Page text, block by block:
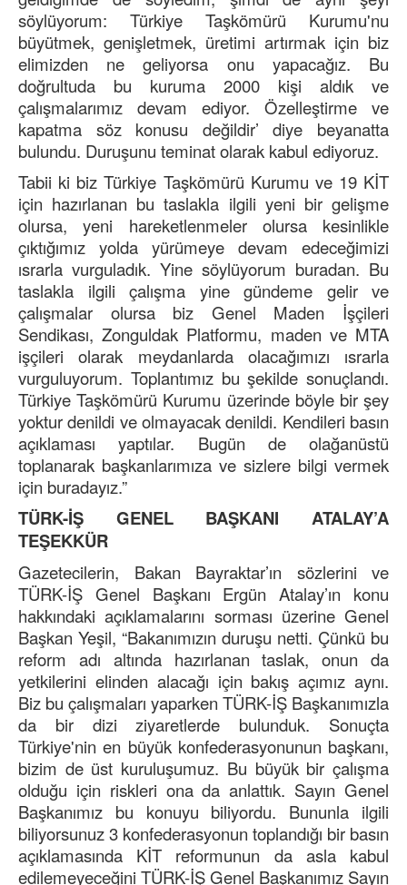
söylüyorum: Türkiye Taşkömürü Kurumu'nu
büyütmek, genişletmek, üretimi artırmak için biz
elimizden ne geliyorsa onu yapacağız. Bu
doğrultuda bu kuruma 2000 kişi aldık ve
çalışmalarımız devam ediyor. Özelleştirme ve
kapatma söz konusu değildir’ diye beyanatta
bulundu. Duruşunu teminat olarak kabul ediyoruz.
Tabii ki biz Türkiye Taşkömürü Kurumu ve 19 KİT
için hazırlanan bu taslakla ilgili yeni bir gelişme
olursa, yeni hareketlenmeler olursa kesinlikle
çıktığımız yolda yürümeye devam edeceğimizi
ısrarla vurguladık. Yine söylüyorum buradan. Bu
taslakla ilgili çalışma yine gündeme gelir ve
çalışmalar olursa biz Genel Maden İşçileri
Sendikası, Zonguldak Platformu, maden ve MTA
işçileri olarak meydanlarda olacağımızı ısrarla
vurguluyorum. Toplantımız bu şekilde sonuçlandı.
Türkiye Taşkömürü Kurumu üzerinde böyle bir şey
yoktur denildi ve olmayacak denildi. Kendileri basın
açıklaması yaptılar. Bugün de olağanüstü
toplanarak başkanlarımıza ve sizlere bilgi vermek
için buradayız.”
TÜRK-İŞ GENEL BAŞKANI ATALAY’A
TEŞEKKÜR
Gazetecilerin, Bakan Bayraktar’ın sözlerini ve
TÜRK-İŞ Genel Başkanı Ergün Atalay’ın konu
hakkındaki açıklamalarını sorması üzerine Genel
Başkan Yeşil, “Bakanımızın duruşu netti. Çünkü bu
reform adı altında hazırlanan taslak, onun da
yetkilerini elinden alacağı için bakış açımız aynı.
Biz bu çalışmaları yaparken TÜRK-İŞ Başkanımızla
da bir dizi ziyaretlerde bulunduk. Sonuçta
Türkiye'nin en büyük konfederasyonunun başkanı,
bizim de üst kuruluşumuz. Bu büyük bir çalışma
olduğu için riskleri ona da anlattık. Sayın Genel
Başkanımız bu konuyu biliyordu. Bununla ilgili
biliyorsunuz 3 konfederasyonun toplandığı bir basın
açıklamasında KİT reformunun da asla kabul
edilemeyeceğini TÜRK-İŞ Genel Başkanımız Sayın